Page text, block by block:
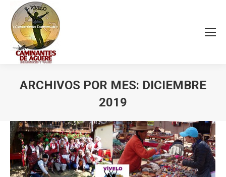
ARCHIVOS POR MES: DICIEMBRE
2019